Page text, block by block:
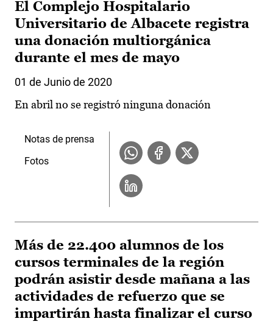
El Complejo Hospitalario
Universitario de Albacete registra
una donación multiorgánica
durante el mes de mayo
01 de Junio de 2020
En abril no se registró ninguna donación
Notas de prensa
Fotos
Más de 22.400 alumnos de los
cursos terminales de la región
podrán asistir desde mañana a las
actividades de refuerzo que se
impartirán hasta finalizar el curso